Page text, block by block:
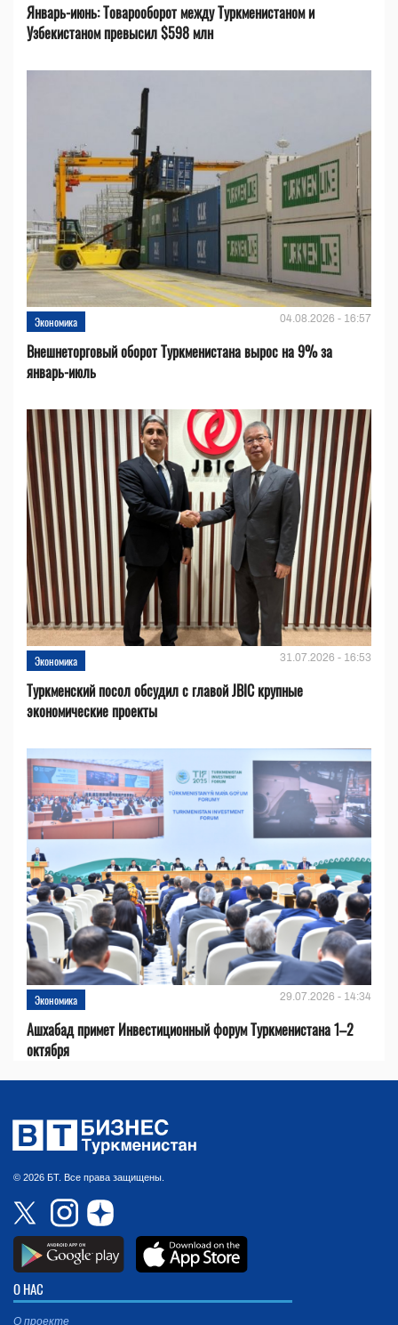
Январь-июнь: Товарооборот между Туркменистаном и
Узбекистаном превысил $598 млн
Экономика 04.08.2026 - 16:57
Внешнеторговый оборот Туркменистана вырос на 9% за
январь-июль
Экономика 31.07.2026 - 16:53
Туркменский посол обсудил с главой JBIC крупные
экономические проекты
Экономика 29.07.2026 - 14:34
Ашхабад примет Инвестиционный форум Туркменистана 1–2
октября
© 2026 БТ. Все права защищены.
О НАС
О проекте